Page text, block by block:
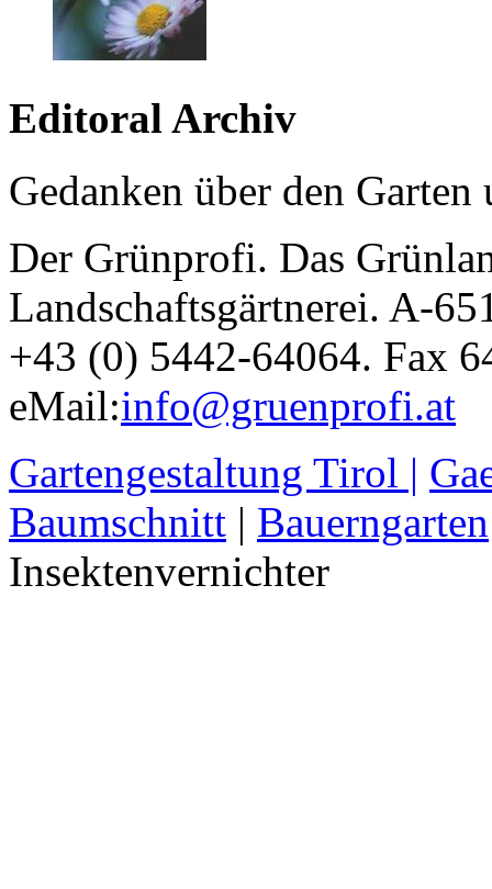
Editoral Archiv
Gedanken über den
Der Grünprofi. Das
Landschaftsgärtnerei. A-
+43 (0) 5442-64064. Fax
eMail:info@gruenprofi.at
Gartengestaltung Tirol |
Baumschnitt | Bauerngarten
Insektenvernichter